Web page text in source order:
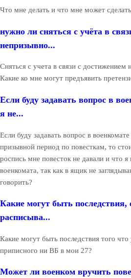
Что мне делать и что мне может
нужно ли сняться с учёта в
непризывно...
Сняться с учета в связи с достижением
Какие ко мне могут предъявить
Если буду задавать вопрос в
я не...
Если буду задавать вопрос в
призывной период по повесткам, то
роспись мне повесток не давали и что я
военкомата, так как в ящик не
говорить?
Какие могут быть последствия,
расписыва...
Какие могут быть последствия того
приписного ни ВБ в мои 27?
Может ли военком вручить